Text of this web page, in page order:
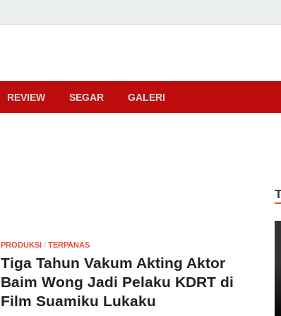
REVIEW SEGAR GALERI
PRODUKSI / TERPANAS
Tiga Tahun Vakum Akting Aktor
Baim Wong Jadi Pelaku KDRT di
Film Suamiku Lukaku